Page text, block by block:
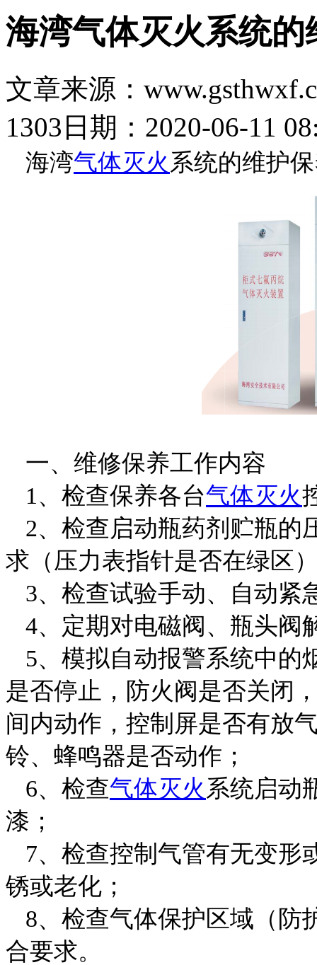
海湾气体灭火系统的
文章来源：
1303 日期：2020-06-11
海湾气体灭火 系统的维护
一、维修保养工作内容
1、检查保养各台气体灭火
2、检查启动瓶药剂贮瓶的
求（压力表指针是否在绿区
3、检查试验手动、自动紧
4、定期对电磁阀、瓶头阀
5、模拟自动报警系统中的
是否停止，防火阀是否关闭
间内动作，控制屏是否有放
铃、蜂鸣器是否动作；
6、检查气体灭火 系统启动
漆；
7、检查控制气管有无变形
锈或老化；
8、检查气体保护区域（防
合要求。